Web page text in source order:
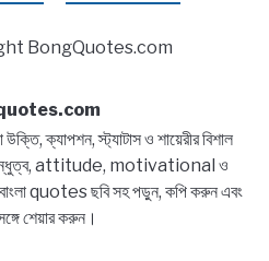
BongQuotes.com
ক্যাপশন, স্ট্যাটাস ও শায়েরীর বিশাল
বন্ধুত্ব, attitude, motivational ও
quotes ছবি সহ পড়ুন, কপি করুন এবং
শেয়ার করুন।